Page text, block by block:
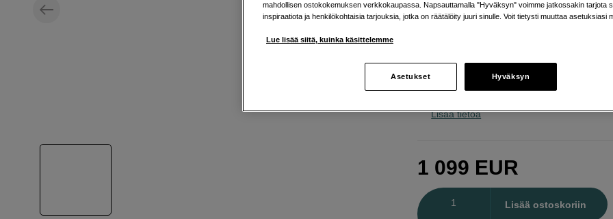
Helsingin myymälä : Varastotilanne
TÜV Rheinland Eye Comfort
Lisää tietoa
1 099 EUR
Lisää ostoskoriin
mahdollisen ostokokemuksen verkkokaupassa. Napsauttamalla "Hyväksyn" voimme jatkossakin tarjota
inspiraatiota ja henkilökohtaisia tarjouksia, jotka on räätälöity juuri sinulle. Voit tietysti muuttaa asetuksiasi
Lue lisää siitä, kuinka käsittelemme
Asetukset Hyväksyn